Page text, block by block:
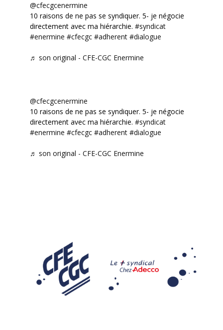
@cfecgcenermine
10 raisons de ne pas se syndiquer. 5- je négocie
directement avec ma hiérarchie. #syndicat
#enermine #cfecgc #adherent #dialogue
♬ son original - CFE-CGC Enermine
@cfecgcenermine
10 raisons de ne pas se syndiquer. 5- je négocie
directement avec ma hiérarchie. #syndicat
#enermine #cfecgc #adherent #dialogue
♬ son original - CFE-CGC Enermine